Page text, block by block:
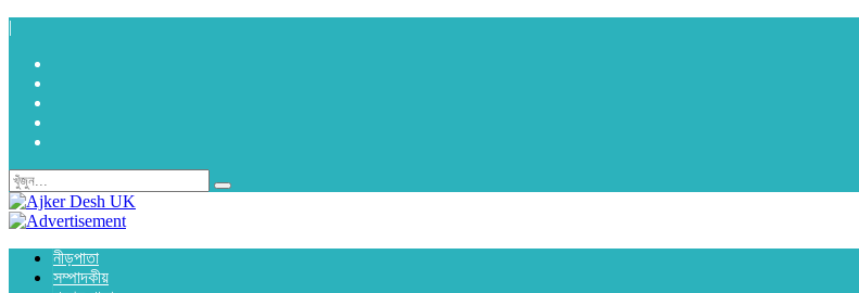
|
নীড়পাতা
সম্পাদকীয়